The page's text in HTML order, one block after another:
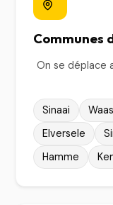
Communes
On se déplace
Sinaai
Elversele
Hamme